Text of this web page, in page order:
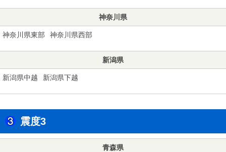
神奈川県
神奈川県東部 神奈川県西部
新潟県
新潟県中越 新潟県下越
震度3
青森県